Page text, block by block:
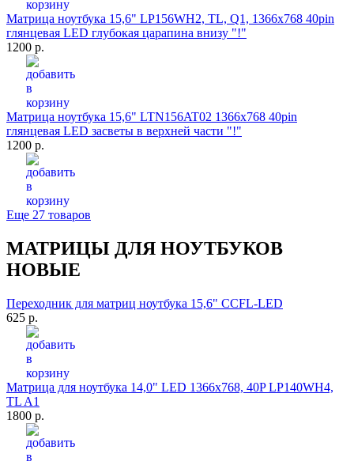
Матрица ноутбука 15,6" LP156WH2, TL, Q1, 1366x768 40pin
глянцевая LED глубокая царапина внизу "!"
1200 р.
Матрица ноутбука 15,6" LTN156AT02 1366x768 40pin
глянцевая LED засветы в верхней части "!"
1200 р.
Еще 27 товаров
МАТРИЦЫ ДЛЯ НОУТБУКОВ
НОВЫЕ
Переходник для матриц ноутбука 15,6" CCFL-LED
625 р.
Матрица для ноутбука 14,0" LED 1366x768, 40P LP140WH4,
TL A1
1800 р.